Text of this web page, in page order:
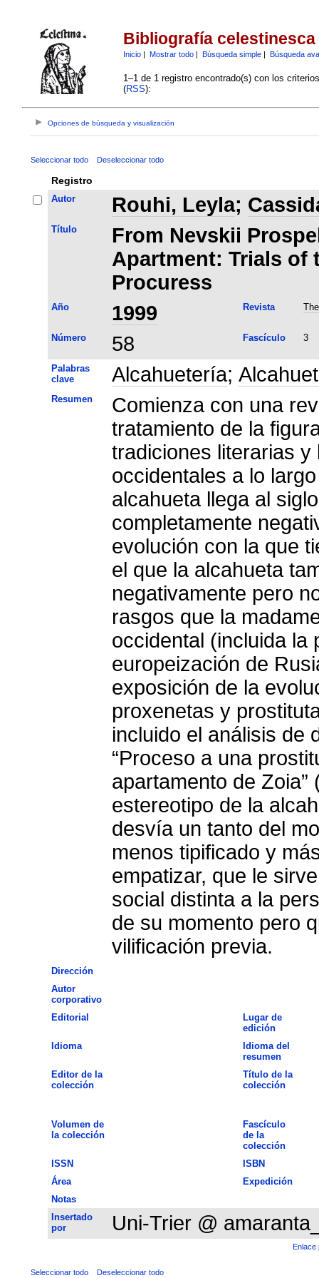
Bibliografía celestinesca
Inicio| Mostrar todo| Búsqueda simple| Búsqueda
1–1 de 1 registro encontrado(s) con los
(RSS):
Opciones de búsqueda y visualización
Seleccionar todo Deseleccionar todo
Registro
Autor Rouhi, Leyla;
Título
From Nevskii
Apartment: Trials of
Procuress
Año 1999 Revista
Número 58 Fascículo 3
Palabras
clave
Alcahuetería;
Resumen
Comienza con una
tratamiento de la
tradiciones literarias
occidentales a lo
alcahueta llega al
completamente
evolución con la que
el que la alcahueta
negativamente pero
rasgos que la
occidental (incluida la
europeización de
exposición de la
proxenetas y
incluido el análisis de
“Proceso a una
apartamento de
estereotipo de la
desvía un tanto del
menos tipificado y
empatizar, que le
social distinta a la
de su momento pero
vilificación previa.
Dirección
Autor
corporativo
Editorial
Lugar de
edición
Idioma
Idioma del
resumen
Editor de la
colección
Título de la
colección
Volumen de
la colección
Fascículo
de la
colección
ISSN
ISBN
Área
Expedición
Notas
Insertado
por
Uni-Trier @
Enlace
Seleccionar todo Deseleccionar todo